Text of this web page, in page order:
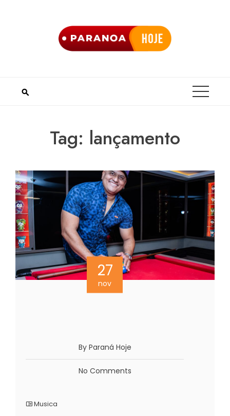
Tag: lançamento
27
nov
By Paraná Hoje
No Comments
Musica